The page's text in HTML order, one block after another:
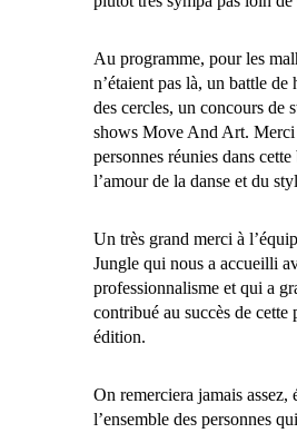
Au programme, pour les
n’étaient pas là, un battle de
des cercles, un concours de
shows Move And Art. Merci
personnes réunies dans
l’amour de la danse et du
Un très grand merci à
Jungle qui nous a accueilli
professionnalisme et qui a
contribué au succès de cette
édition.
On remerciera jamais assez,
l’ensemble des personnes